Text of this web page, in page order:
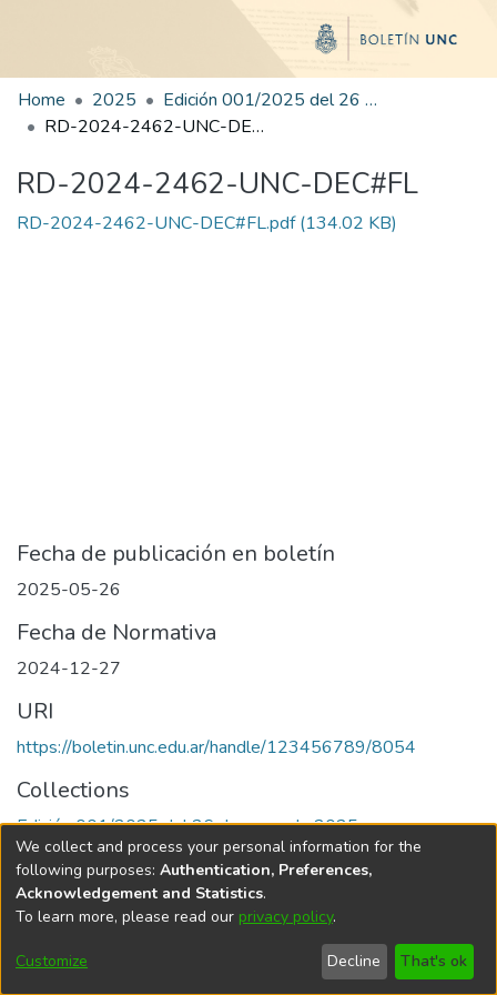
Home 2025
Edición 001/2025 del 26 de mayo de 2025
RD-2024-2462-UNC-DEC#FL
RD-2024-2462-UNC-DEC#FL
RD-2024-2462-UNC-DEC#FL.pdf(134.02 KB)
Fecha de publicación en boletín
2025-05-26
Fecha de Normativa
2024-12-27
URI
https://boletin.unc.edu.ar/handle/123456789/8054
Collections
Edición 001/2025 del 26 de mayo de 2025
Universidad Nacional de Córdoba
We collect and process your personal information for the
following purposes: Authentication, Preferences,
Acknowledgement and Statistics.
To learn more, please read our privacy policy.
Customize Decline That's ok